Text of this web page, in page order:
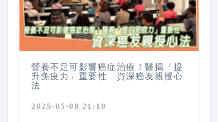
營養不足可影響癌症治療！醫揭「提
升免疫力」重要性 資深癌友親授心
法
2025-05-08 21:10